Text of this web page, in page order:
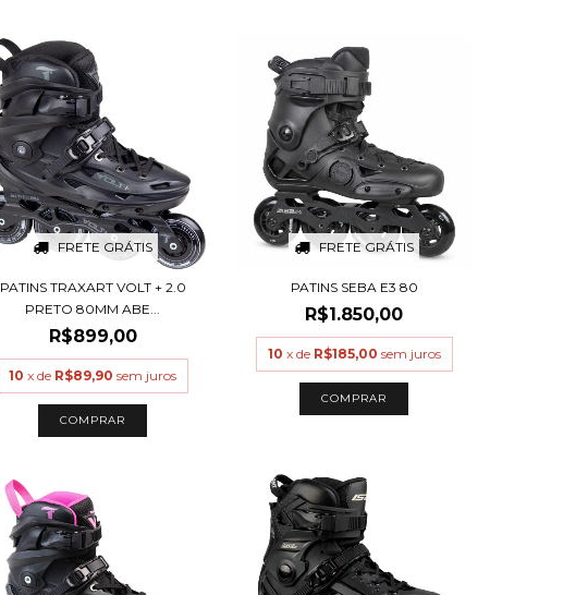
FRETE GRÁTIS
PATINS TRAXART VOLT + 2.0
PRETO 80MM ABE...
R$899,00
10 x de R$89,90 sem juros
COMPRAR
FRETE GRÁTIS
PATINS SEBA E3 80
R$1.850,00
10 x de R$185,00 sem juros
COMPRAR